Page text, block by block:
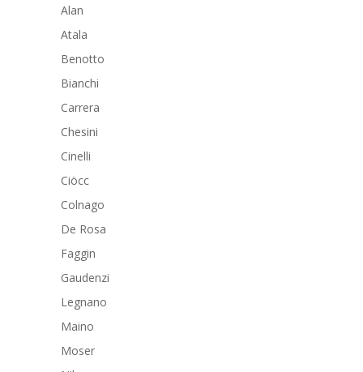
Alan
Atala
Benotto
Bianchi
Carrera
Chesini
Cinelli
Ciöcc
Colnago
De Rosa
Faggin
Gaudenzi
Legnano
Maino
Moser